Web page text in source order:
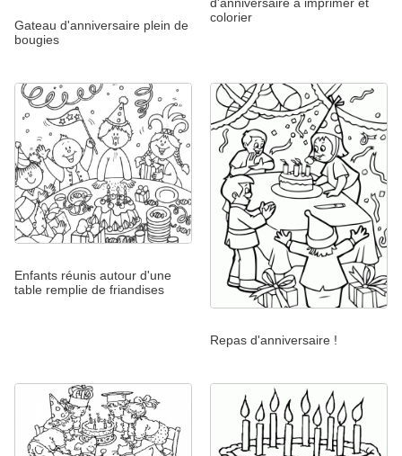
Gateau d'anniversaire plein de
bougies
colorier
Enfants réunis autour d'une
table remplie de friandises
Repas d'anniversaire !